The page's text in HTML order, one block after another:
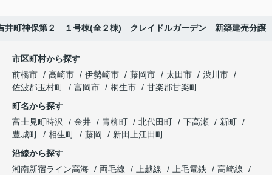
井町神保第２ １号棟(全２棟) クレイドルガーデン 新築建売分譲
市区町村から探す
前橋市
高崎市 伊勢崎市 藤岡市 太田市
渋川市
佐波郡玉村町
富岡市 桐生市
甘楽郡甘楽町
町名から探す
富士見町時沢
金井 青柳町 北代田町 下高瀬
新町
豊城町
相生町 藤岡
新田上江田町
沿線から探す
湘南新宿ライン高海
両毛線 上越線 上毛電鉄
高崎線